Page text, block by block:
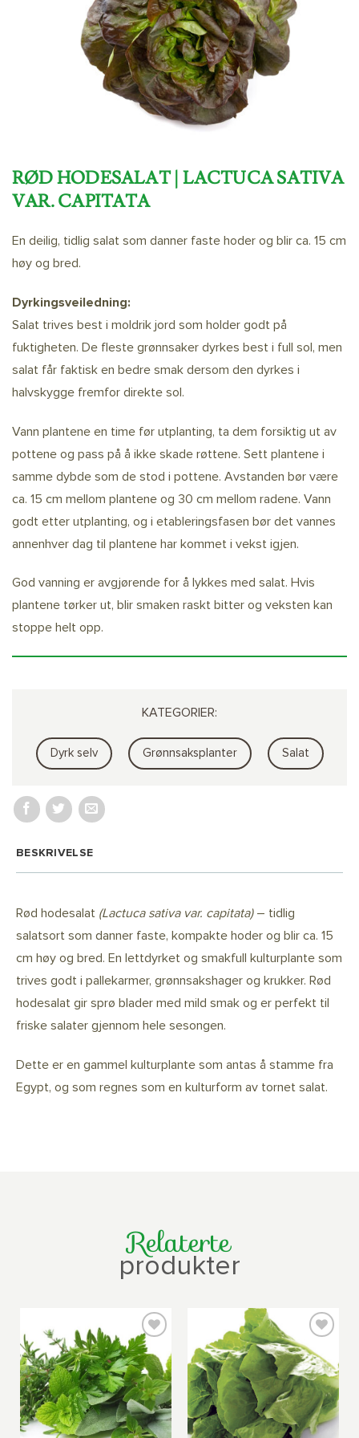
RØD HODESALAT | LACTUCA SATIVA
VAR. CAPITATA
En deilig, tidlig salat som danner faste hoder og blir ca. 15 cm
høy og bred.
Dyrkingsveiledning:
Salat trives best i moldrik jord som holder godt på
fuktigheten. De fleste grønnsaker dyrkes best i full sol, men
salat får faktisk en bedre smak dersom den dyrkes i
halvskygge fremfor direkte sol.
Vann plantene en time før utplanting, ta dem forsiktig ut av
pottene og pass på å ikke skade røttene. Sett plantene i
samme dybde som de stod i pottene. Avstanden bør være
ca. 15 cm mellom plantene og 30 cm mellom radene. Vann
godt etter utplanting, og i etableringsfasen bør det vannes
annenhver dag til plantene har kommet i vekst igjen.
God vanning er avgjørende for å lykkes med salat. Hvis
plantene tørker ut, blir smaken raskt bitter og veksten kan
stoppe helt opp.
KATEGORIER:
Dyrk selv Grønnsaksplanter Salat
BESKRIVELSE
Rød hodesalat (Lactuca sativa var. capitata)– tidlig
salatsort som danner faste, kompakte hoder og blir ca. 15
cm høy og bred. En lettdyrket og smakfull kulturplante som
trives godt i pallekarmer, grønnsakshager og krukker. Rød
hodesalat gir sprø blader med mild smak og er perfekt til
friske salater gjennom hele sesongen.
Dette er en gammel kulturplante som antas å stamme fra
Egypt, og som regnes som en kulturform av tornet salat.
Relaterte
produkter